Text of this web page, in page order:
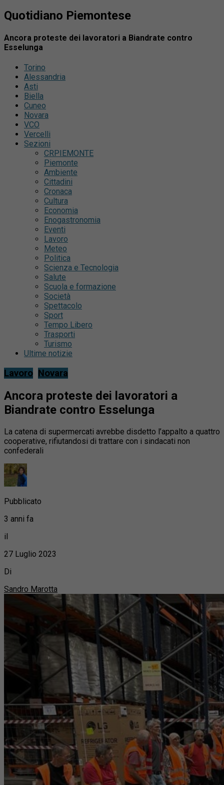
Quotidiano Piemontese
Ancora proteste dei lavoratori a Biandrate contro
Esselunga
Torino
Alessandria
Asti
Biella
Cuneo
Novara
VCO
Vercelli
Sezioni
CRPIEMONTE
Piemonte
Ambiente
Cittadini
Cronaca
Cultura
Economia
Enogastronomia
Eventi
Lavoro
Meteo
Politica
Scienza e Tecnologia
Salute
Scuola e formazione
Società
Spettacolo
Sport
Tempo Libero
Trasporti
Turismo
Ultime notizie
Lavoro Novara
Ancora proteste dei lavoratori a
Biandrate contro Esselunga
La catena di supermercati avrebbe disdetto l’appalto a quattro
cooperative, rifiutandosi di trattare con i sindacati non
confederali
Pubblicato
3 anni fa
il
27 Luglio 2023
Di
Sandro Marotta